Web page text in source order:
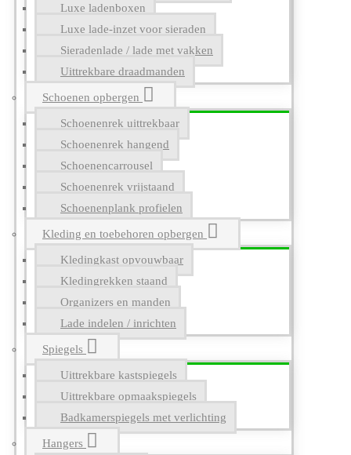
Luxe ladenboxen
Luxe lade-inzet voor sieraden
Sieradenlade / lade met vakken
Uittrekbare draadmanden
Schoenen opbergen
Schoenenrek uittrekbaar
Schoenenrek hangend
Schoenencarrousel
Schoenenrek vrijstaand
Schoenenplank profielen
Kleding en toebehoren opbergen
Kledingkast opvouwbaar
Kledingrekken staand
Organizers en manden
Lade indelen / inrichten
Spiegels
Uittrekbare kastspiegels
Uittrekbare opmaakspiegels
Badkamerspiegels met verlichting
Hangers